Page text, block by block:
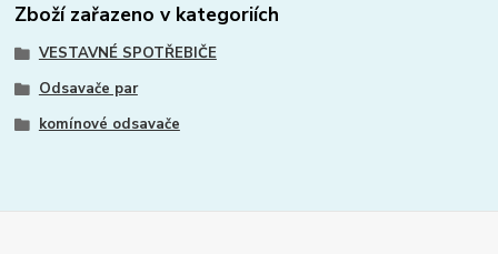
Zboží zařazeno v kategoriích
VESTAVNÉ SPOTŘEBIČE
Odsavače par
komínové odsavače